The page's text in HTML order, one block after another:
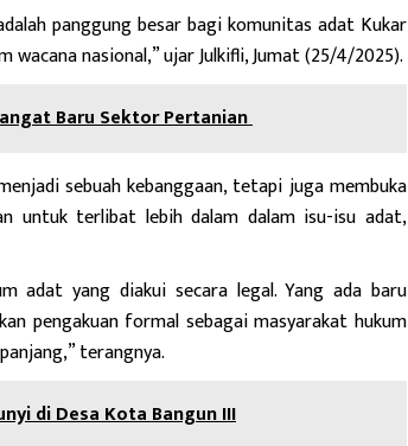
panggung besar bagi komunitas adat Kukar
nasional,” ujar Julkifli, Jumat (25/4/2025).
Baru Sektor Pertanian
sebuah kebanggaan, tetapi juga membuka
untuk terlibat lebih dalam dalam isu-isu adat,
adat yang diakui secara legal. Yang ada baru
pengakuan formal sebagai masyarakat hukum
terangnya.
di Desa Kota Bangun III